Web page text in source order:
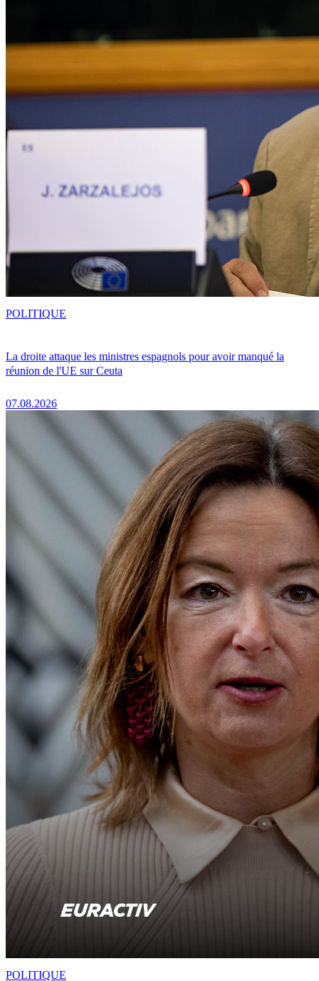
La droite attaque les ministres espagnols pour avoir manqué la
réunion de l'UE sur Ceuta
07.08.2026
POLITIQUE
POLITIQUE